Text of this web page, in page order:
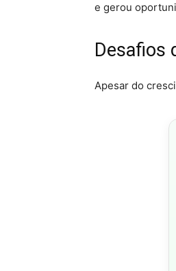
e gerou
Desafios
Apesar do